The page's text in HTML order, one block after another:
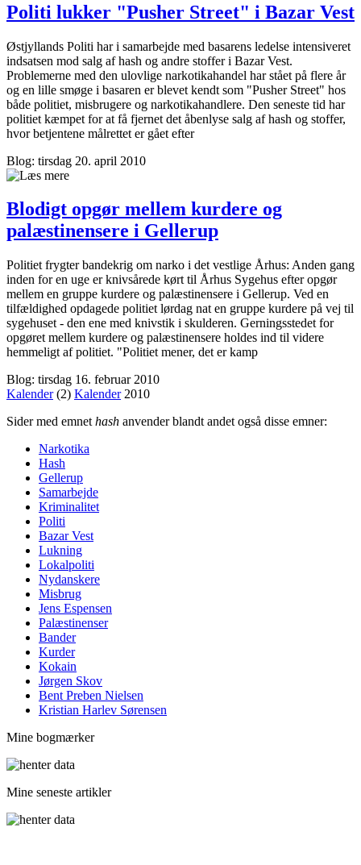
Politi lukker "Pusher Street" i Bazar Vest
Østjyllands Politi har i samarbejde med basarens ledelse intensiveret
indsatsen mod salg af hash og andre stoffer i Bazar Vest.
Problemerne med den ulovlige narkotikahandel har stået på flere år
og en lille smøge i basaren er blevet kendt som "Pusher Street" hos
både politiet, misbrugere og narkotikahandlere. Den seneste tid har
politiet kæmpet for at få fjernet det åbenlyse salg af hash og stoffer,
hvor betjentene målrettet er gået efter
Blog: tirsdag 20. april 2010
Blodigt opgør mellem kurdere og
palæstinensere i Gellerup
Politiet frygter bandekrig om narko i det vestlige Århus: Anden gang
inden for en uge er knivsårede kørt til Århus Sygehus efter opgør
mellem en gruppe kurdere og palæstinensere i Gellerup. Ved en
tilfældighed opdagede politiet lørdag nat en gruppe kurdere på vej til
sygehuset - den ene med knivstik i skulderen. Gerningsstedet for
opgøret mellem kurdere og palæstinensere holdes ind til videre
hemmeligt af politiet. "Politiet mener, det er kamp
Blog: tirsdag 16. februar 2010
Kalender (2) Kalender2010
Sider med emnet hash anvender blandt andet også disse emner:
Narkotika
Hash
Gellerup
Samarbejde
Kriminalitet
Politi
Bazar Vest
Lukning
Lokalpoliti
Nydanskere
Misbrug
Jens Espensen
Palæstinenser
Bander
Kurder
Kokain
Jørgen Skov
Bent Preben Nielsen
Kristian Harlev Sørensen
Mine bogmærker
Mine seneste artikler